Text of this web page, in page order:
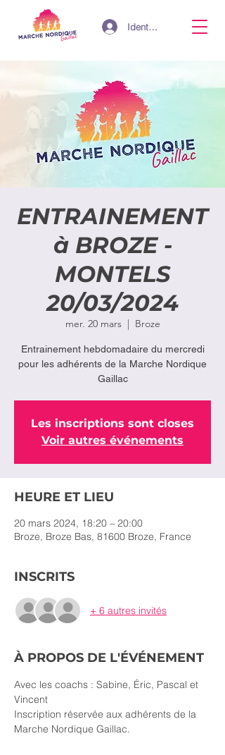
Identifiant
ENTRAINEMENT
à BROZE -
MONTELS
20/03/2024
mer. 20 mars
  |
Broze
Entrainement hebdomadaire du mercredi
pour les adhérents de la Marche Nordique
Gaillac
Les inscriptions sont closes
Voir autres événements
HEURE ET LIEU
20 mars 2024, 18:20 – 20:00
Broze, Broze Bas, 81600 Broze, France
INSCRITS
+ 6 autres invités
À PROPOS DE L'ÉVÉNEMENT
Avec les coachs : Sabine, Éric, Pascal et
Vincent
Inscription réservée aux adhérents de la
Marche Nordique Gaillac.